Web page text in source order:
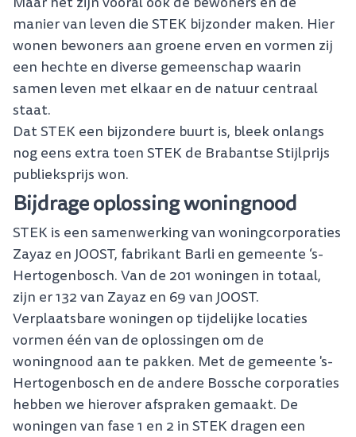
manier van leven die STEK bijzonder maken. Hier
wonen bewoners aan groene erven en vormen zij
een hechte en diverse gemeenschap waarin
samen leven met elkaar en de natuur centraal
staat.
Dat STEK een bijzondere buurt is, bleek onlangs
nog eens extra toen STEK de Brabantse Stijlprijs
publieksprijs won.
Bijdrage oplossing woningnood
STEK is een samenwerking van woningcorporaties
Zayaz en JOOST, fabrikant Barli en gemeente ‘s-
Hertogenbosch. Van de 201 woningen in totaal,
zijn er 132 van Zayaz en 69 van JOOST.
Verplaatsbare woningen op tijdelijke locaties
vormen één van de oplossingen om de
woningnood aan te pakken. Met de gemeente 's-
Hertogenbosch en de andere Bossche corporaties
hebben we hierover afspraken gemaakt. De
woningen van fase 1 en 2 in STEK dragen een